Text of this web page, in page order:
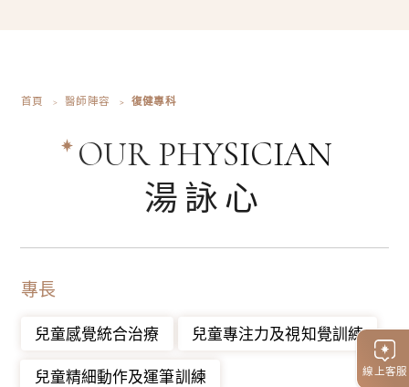
線上客服
首頁 醫師陣容 復健專科
OUR PHYSICIAN
湯詠心
專長
兒童感覺統合治療 兒童專注力及視知覺訓練
兒童精細動作及運筆訓練